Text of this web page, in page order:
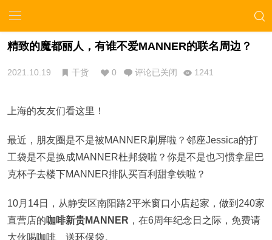
精致的魔都丽人，有谁不爱MANNER的联名周边？
2021.10.19 干货 0 评论已关闭 1241
上海的友友们看这里！
最近，朋友圈是不是被MANNER刷屏啦？邻座Jessica的打
工袋是不是换成MANNER杜邦袋啦？你是不是也习惯拿星巴
克杯子去楼下MANNER排队买百利甜拿铁啦？
10月14日，从静安区南阳路2平米窗口小店起家，做到240家
直营店的咖啡新贵MANNER ，在6周年纪念日之际，免费请
大伙喝咖啡、送环保袋。